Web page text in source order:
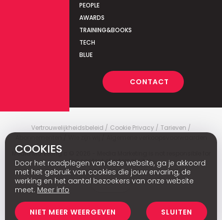
PEOPLE
AWARDS
TRAINING&BOOKS
TECH
BLUE
CONTACT
Vertrouwelijkheidsbeleid Cookie Privacy
Tarieven
Media Marketing
the content of external sites.
Fr
COOKIES
Door het raadplegen van deze website, ga je akkoord
met het gebruik van cookies die jouw ervaring, de
werking en het aantal bezoekers van onze website
meet. Meer info
NIET MEER WEERGEVEN SLUITEN